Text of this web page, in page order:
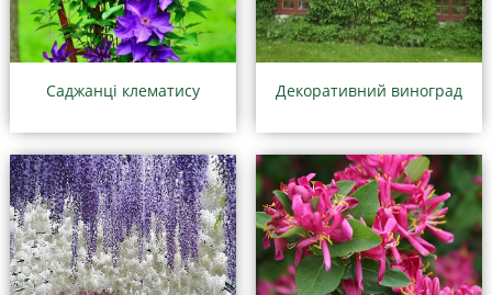
Саджанці клематису Декоративний виноград